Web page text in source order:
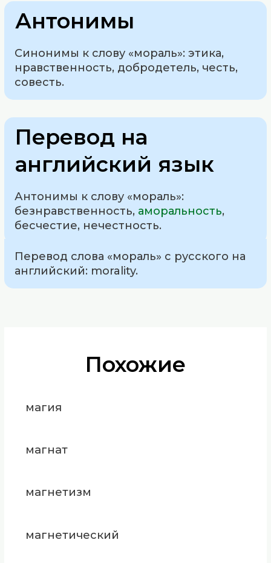
Антонимы
Синонимы к слову «мораль»: этика,
нравственность, добродетель, честь,
совесть.
Перевод на
английский язык
Антонимы к слову «мораль»:
безнравственность, аморальность,
бесчестие, нечестность.
Перевод слова «мораль» с русского на
английский: morality.
Похожие
магия
магнат
магнетизм
магнетический